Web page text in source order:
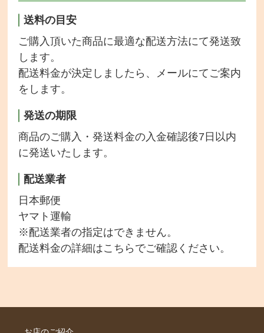
送料の目安
ご購入頂いた商品に最適な配送方法にて発送致
します。
配送料金が決定しましたら、メールにてご案内
をします。
発送の期限
商品のご購入・発送料金の入金確認後7日以内
に発送いたします。
配送業者
日本郵便
ヤマト運輸
※配送業者の指定はできません。
配送料金の詳細はこちら でご確認ください。